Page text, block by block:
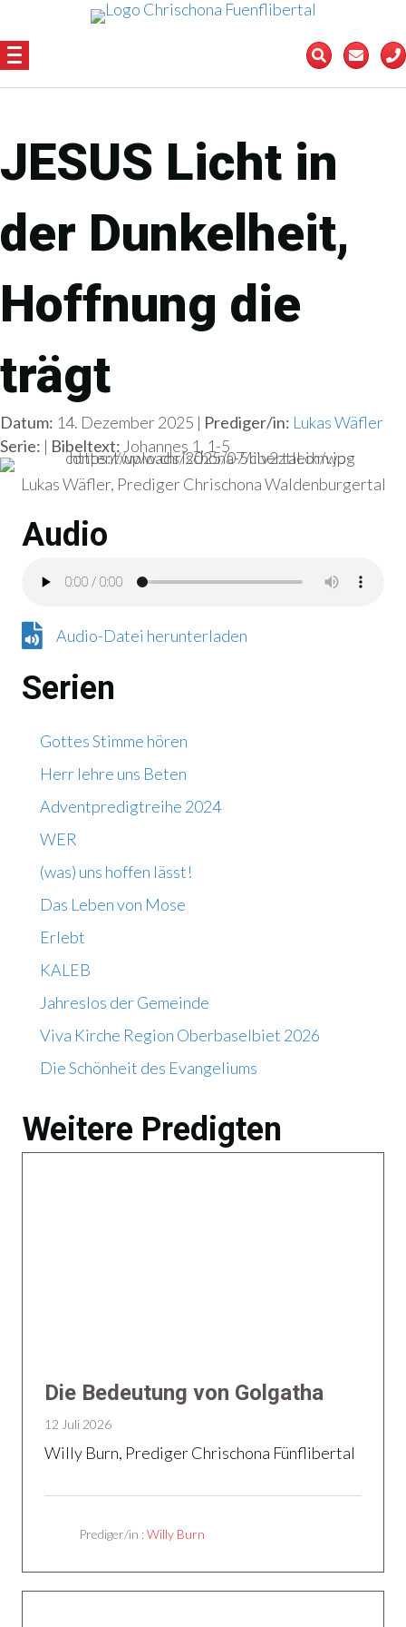
JESUS Licht in
der Dunkelheit,
Hoffnung die
trägt
Datum: 14. Dezember 2025 | Prediger/in: Lukas Wäfler
Serie: | Bibeltext: Johannes 1, 1-5
Lukas Wäfler, Prediger Chrischona Waldenburgertal
Audio
Audio-Datei herunterladen
Audio-Datei herunterladen
Serien
Gottes Stimme hören
Herr lehre uns Beten
Adventpredigtreihe 2024
WER
(was) uns hoffen lässt!
Das Leben von Mose
Erlebt
KALEB
Jahreslos der Gemeinde
Viva Kirche Region Oberbaselbiet 2026
Die Schönheit des Evangeliums
Weitere Predigten
Die Bedeutung von Golgatha
12 Juli 2026
Willy Burn, Prediger Chrischona Fünflibertal
Prediger/in :Willy Burn